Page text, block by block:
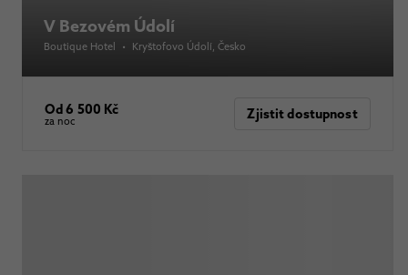
V Bezovém Údolí
Boutique Hotel • Kryštofovo Údolí, Česko
Od 6 500 Kč
za noc Zjistit dostupnost